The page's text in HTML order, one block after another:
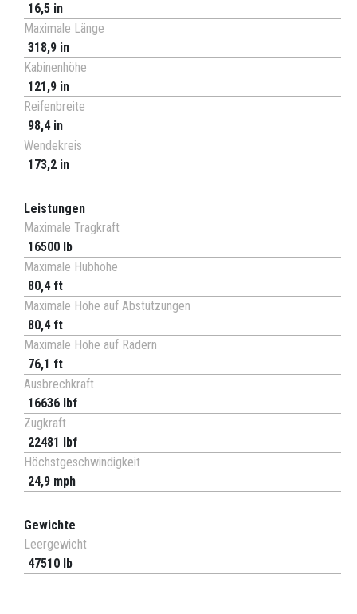
16,5 in
Maximale Länge
318,9 in
Kabinenhöhe
121,9 in
Reifenbreite
98,4 in
Wendekreis
173,2 in
Leistungen
Maximale Tragkraft
16500 lb
Maximale Hubhöhe
80,4 ft
Maximale Höhe auf Abstützungen
80,4 ft
Maximale Höhe auf Rädern
76,1 ft
Ausbrechkraft
16636 lbf
Zugkraft
22481 lbf
Höchstgeschwindigkeit
24,9 mph
Gewichte
Leergewicht
47510 lb